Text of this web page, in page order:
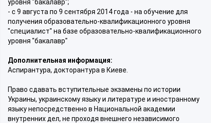
уровня "бакалавр";
- с 9 августа по 9 сентября 2014 года - на обучение для
получения образовательно-квалификационного уровня
"специалист" на базе образовательно-квалификационного
уровня "бакалавр"
Дополнительная информация:
Аспирантура, докторантура в Киеве.
Право сдавать вступительные экзамены по истории
Украины, украинскому языку и литературе и иностранному
языку непосредственно в Национальной академии
внутренних дел, не проходя внешнего независимого